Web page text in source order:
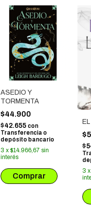
ASEDIO Y
TORMENTA
$44.900
$42.655 con
Transferencia o
depósito bancario
3 x $14.966,67 sin
interés
3 x